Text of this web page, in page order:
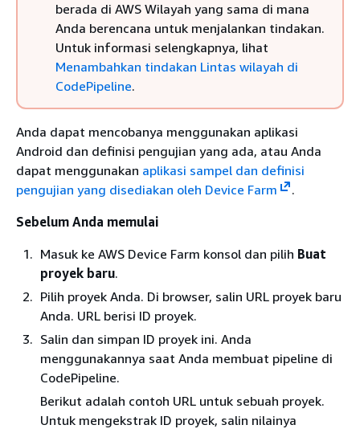
berada di AWS Wilayah yang sama di mana
Anda berencana untuk menjalankan tindakan.
Untuk informasi selengkapnya, lihat
Menambahkan tindakan Lintas wilayah di
CodePipeline.
Anda dapat mencobanya menggunakan aplikasi
Android dan definisi pengujian yang ada, atau Anda
dapat menggunakan aplikasi sampel dan definisi
pengujian yang disediakan oleh Device Farm
.
Sebelum Anda memulai
Masuk ke AWS Device Farm konsol dan pilih Buat
proyek baru.
Pilih proyek Anda. Di browser, salin URL proyek baru
Anda. URL berisi ID proyek.
Salin dan simpan ID proyek ini. Anda
menggunakannya saat Anda membuat pipeline di
CodePipeline.
Berikut adalah contoh URL untuk sebuah proyek.
Untuk mengekstrak ID proyek, salin nilainya